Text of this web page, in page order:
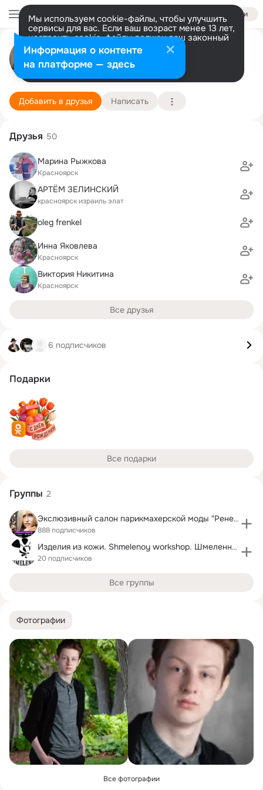
Войти
Мы используем cookie-файлы, чтобы улучшить
сервисы для вас. Если ваш возраст менее 13 лет,
настроить cookie-файлы должен ваш законный
представитель. Больше информации
Разрешить все Настроить
Инесса Сараева
Торонто 5 ноября (103 года)
Подробнее
Добавить в друзья Написать
Фотографии
Все фотографии
Друзья 50
Марина Рыжкова
Красноярск
АРТЁМ ЗЕЛИНСКИЙ
красноярск израиль элат
oleg frenkel
Инна Яковлева
Красноярск
Виктория Никитина
Красноярск
Все друзья
6 подписчиков
Подарки
Все подарки
Группы 2
Экслюзивный салон парикмахерской моды "Ренессанc"
888 подписчиков
Изделия из кожи. Shmelenoy workshop. Шмеленная.
20 подписчиков
Все группы
Информация о контенте
на платформе — здесь